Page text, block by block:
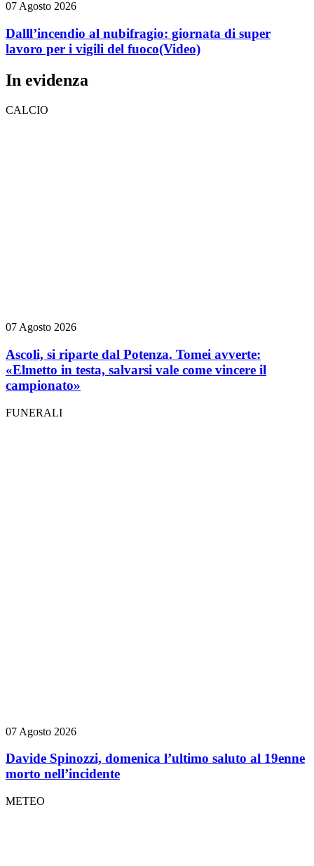
07 Agosto 2026
Dalll’incendio al nubifragio: giornata di super
lavoro per i vigili del fuoco(Video)
In evidenza
CALCIO
07 Agosto 2026
Ascoli, si riparte dal Potenza. Tomei avverte:
«Elmetto in testa, salvarsi vale come vincere il
campionato»
FUNERALI
07 Agosto 2026
Davide Spinozzi, domenica l’ultimo saluto al 19enne
morto nell’incidente
METEO